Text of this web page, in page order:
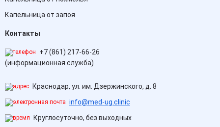
Капельница от запоя
Контакты
+7 (861) 217-66-26
(информационная служба)
Краснодар, ул. им. Дзержинского, д. 8
info@med-ug.clinic
Круглосуточно, без выходных